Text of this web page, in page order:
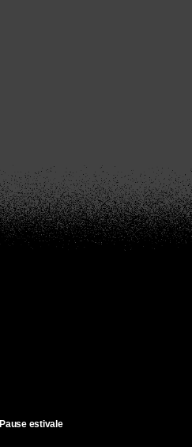
Pause estivale